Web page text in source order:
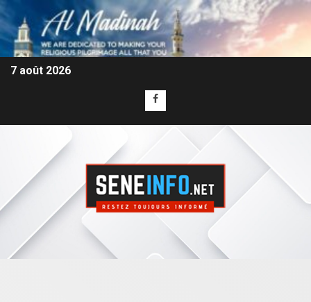
7 août 2026